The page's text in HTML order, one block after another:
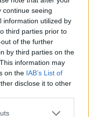
continue seeing
information utilized by
third parties prior to
of the further
by third parties on the
information may
on the IAB’s List of
disclose it to other
fiscalização
terminais de